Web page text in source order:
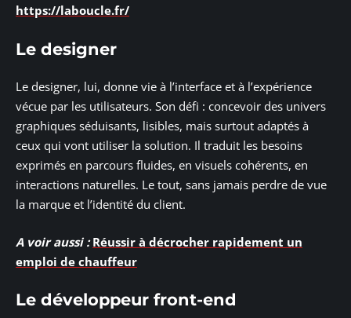
https://laboucle.fr/
Le designer
Le designer, lui, donne vie à l’interface et à l’expérience
vécue par les utilisateurs. Son défi : concevoir des univers
graphiques séduisants, lisibles, mais surtout adaptés à
ceux qui vont utiliser la solution. Il traduit les besoins
exprimés en parcours fluides, en visuels cohérents, en
interactions naturelles. Le tout, sans jamais perdre de vue
la marque et l’identité du client.
A voir aussi : Réussir à décrocher rapidement un
emploi de chauffeur
Le développeur front-end